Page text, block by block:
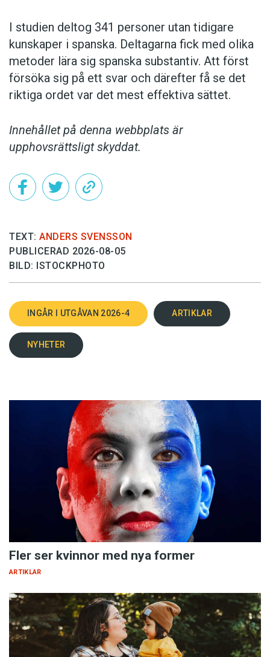
I studien deltog 341 personer utan tidigare
kunskaper i spanska. Deltagarna fick med olika
metoder lära sig spanska substantiv. Att först
försöka sig på ett svar och därefter få se det
riktiga ordet var det mest effektiva sättet.
Innehållet på denna webbplats är
upphovsrättsligt skyddat.
TEXT: ANDERS SVENSSON
PUBLICERAD 2026-08-05
BILD: ISTOCKPHOTO
INGÅR I UTGÅVAN 2026-4 ARTIKLAR
NYHETER
Fler ser kvinnor med nya former
ARTIKLAR